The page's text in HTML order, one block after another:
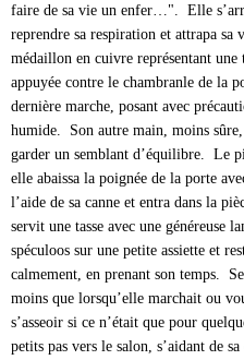
faire de sa vie un enfer…". Elle
reprendre sa respiration et attrapa sa
médaillon en cuivre représentant
appuyée contre le chambranle de la
dernière marche, posant avec
humide. Son autre main, moins
garder un semblant d’équilibre. Le
elle abaissa la poignée de la porte
l’aide de sa canne et entra dans la
servit une tasse avec une généreuse
spéculoos sur une petite assiette et
calmement, en prenant son temps.
moins que lorsqu’elle marchait ou
s’asseoir si ce n’était que pour
petits pas vers le salon, s’aidant de